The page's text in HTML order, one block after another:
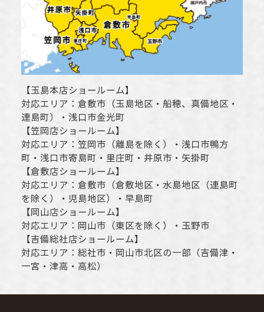
【玉島本店ショールーム】
対応エリア： 倉敷市 （玉島地区・船穂、真備地区・
連島町）・ 浅口市金光町
【笠岡店ショールーム】
対応エリア： 笠岡市（離島を除く） ・ 浅口市鴨方
町・ 浅口市寄島町・里庄町・ 井原市 ・矢掛町
【倉敷店ショールーム】
対応エリア： 倉敷市 （倉敷地区・水島地区（連島町
を除く）・児島地区）・早島町
【岡山店ショールーム】
対応エリア： 岡山市 （東区を除く）・玉野市
【吉備総社店ショールーム】
対応エリア： 総社市 ・ 岡山市北区の一部（吉備津・
一宮・津高・高松）